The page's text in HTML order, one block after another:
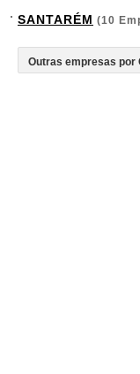
SANTARÉM (10